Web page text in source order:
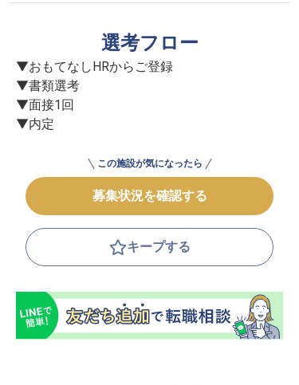
選考フロー
▼おもてなしHRからご登録
▼書類選考
▼面接1回
▼内定
この施設が気になったら
募集状況を確認する
キープする